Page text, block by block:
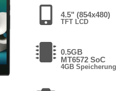
4.5" (854x480)
TFT LCD
0.5GB
MT6572 SoC
4GB Speicherung